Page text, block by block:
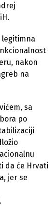
legitimna
nakon
na
sa
po
da će Hrvati
jer se